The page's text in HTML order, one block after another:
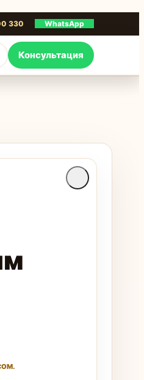
330 WhatsApp
Консультация